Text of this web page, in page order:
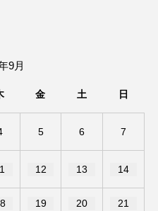
うん)に行ってきた。本場中
学んだ珈琲とお茶の世界
だった。
9月
金 土 日
5 6 7
12 13 14
19 20 21